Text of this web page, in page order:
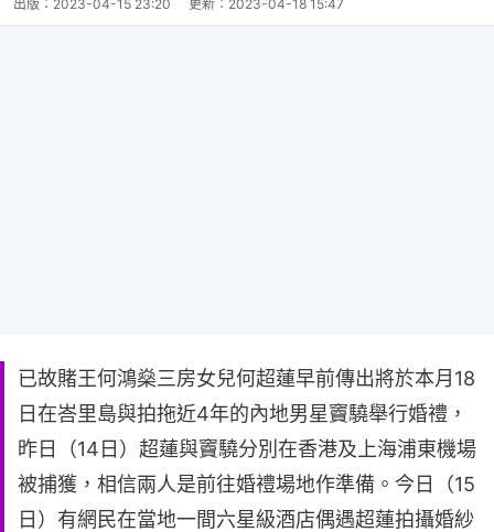
出版： 2023-04-15 23:20 更新： 2023-04-18 15:47
已故賭王何鴻燊三房女兒何超蓮早前傳出將於本月18
日在峇里島與拍拖近4年的內地男星竇驍舉行婚禮，
昨日（14日）超蓮與竇驍分別在香港及上海浦東機場
被捕獲，相信兩人是前往婚禮場地作準備。今日（15
日）有網民在當地一間六星級酒店偶遇超蓮拍攝婚紗